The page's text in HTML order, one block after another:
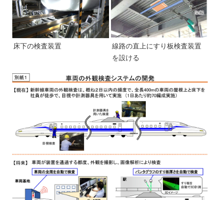
床下の検査装置
線路の直上にすり板検査装置
を設ける